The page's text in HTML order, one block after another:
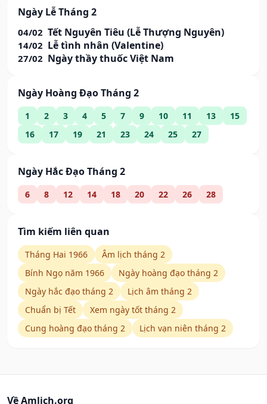
Ngày Lễ Tháng 2
04/02 Tết Nguyên Tiêu (Lễ Thượng Nguyên)
14/02 Lễ tình nhân (Valentine)
27/02 Ngày thầy thuốc Việt Nam
Ngày Hoàng Đạo Tháng 2
1 2 3 4 5 7 9 10 11 13
15
16
17 19 21 23 24 25 27
Ngày Hắc Đạo Tháng 2
6 8 12 14 18 20 22 26 28
Tìm kiếm liên quan
Tháng Hai 1966
Âm lịch tháng 2
Bính Ngọ năm 1966
Ngày hoàng đạo tháng 2
Ngày hắc đạo tháng 2
Lịch âm tháng 2
Chuẩn bị Tết
Xem ngày tốt tháng 2
Cung hoàng đạo tháng 2
Lịch vạn niên tháng 2
Về Amlich.org